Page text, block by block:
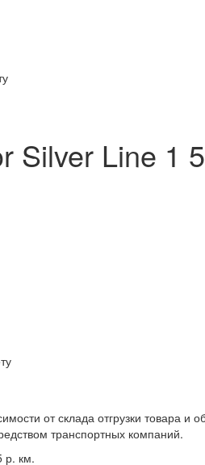
Silver Line 1
от склада отгрузки товара и
транспортных компаний.
р. км.